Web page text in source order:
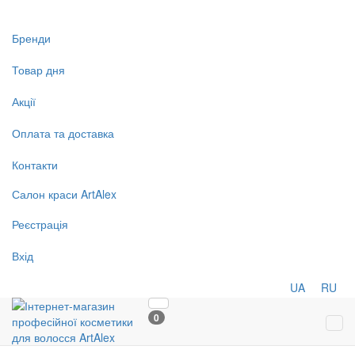
Бренди
Товар дня
Акції
Оплата та доставка
Контакти
Салон краси ArtAlex
Реєстрація
Вхід
UA RU
0